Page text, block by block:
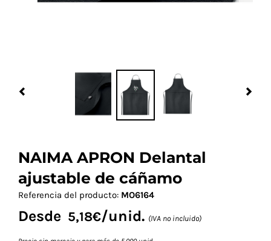
Fabricación
NAIMA APRON Delantal
ajustable de cáñamo
Referencia del producto: MO6164
Desde 5,18€/unid. (IVA no incluido)